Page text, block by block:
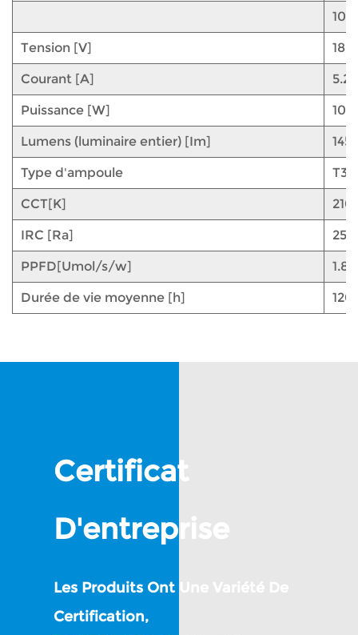
Tension [V]
Courant [A] 5.2
Puissance [W]
Lumens (luminaire entier) [Im]
Type d'ampoule T33
CCT[K]
IRC [Ra] 25
PPFD[Umol/s/w] 1.8
Durée de vie moyenne [h]
Certificat
D'entreprise
Les Produits Ont Une Variété De
Certification,